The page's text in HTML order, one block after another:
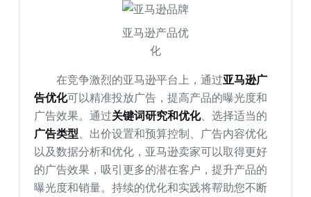
亚马逊产品优
化
在竞争激烈的亚马逊平台上，通过亚马逊广
告优化可以精准投放广告，提高产品的曝光度和
广告效果。通过关键词研究和优化、选择适当的
广告类型 、出价设置和预算控制、广告内容优化
以及数据分析和优化，亚马逊卖家可以取得更好
的广告效果，吸引更多的潜在客户，提升产品的
曝光度和销量。持续的优化和实践将帮助您不断